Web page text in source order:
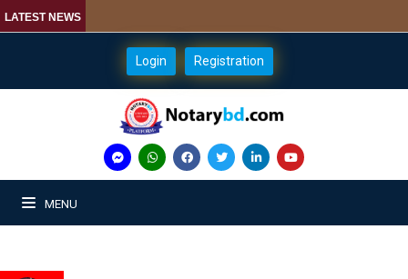
LATEST NEWS
Login Registration
MENU